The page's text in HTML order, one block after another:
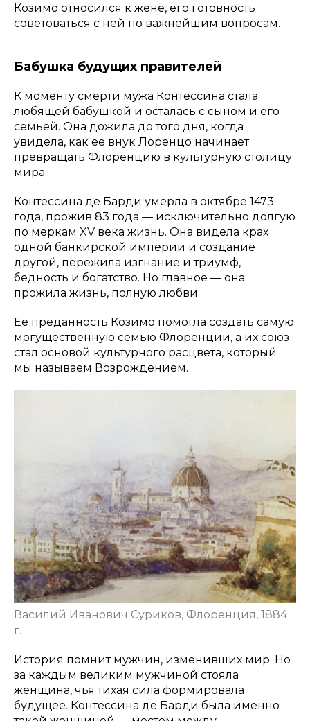
Козимо относился к жене, его готовность
советоваться с ней по важнейшим вопросам.
Бабушка будущих правителей
К моменту смерти мужа Контессина стала
любящей бабушкой и осталась с сыном и его
семьей. Она дожила до того дня, когда
увидела, как ее внук Лоренцо начинает
превращать Флоренцию в культурную столицу
мира.
Контессина де Барди умерла в октябре 1473
года, прожив 83 года — исключительно долгую
по меркам XV века жизнь. Она видела крах
одной банкирской империи и создание
другой, пережила изгнание и триумф,
бедность и богатство. Но главное — она
прожила жизнь, полную любви.
Ее преданность Козимо помогла создать самую
могущественную семью Флоренции, а их союз
стал основой культурного расцвета, который
мы называем Возрождением.
Василий Иванович Суриков, Флоренция, 1884
г.
История помнит мужчин, изменивших мир. Но
за каждым великим мужчиной стояла
женщина, чья тихая сила формировала
будущее. Контессина де Барди была именно